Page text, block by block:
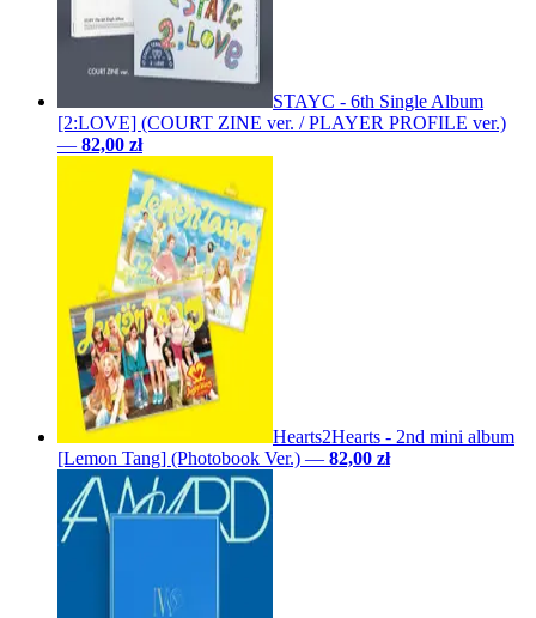
STAYC - 6th Single Album
[2:LOVE] (COURT ZINE ver. / PLAYER PROFILE ver.)
— 82,00 zł
Hearts2Hearts - 2nd mini album
[Lemon Tang] (Photobook Ver.) — 82,00 zł